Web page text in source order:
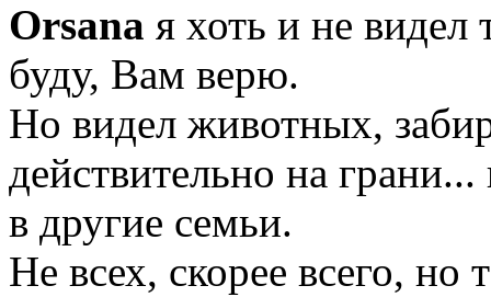
Orsana я хоть и не видел
буду, Вам верю.
Но видел животных,
действительно на
в другие семьи.
Не всех, скорее всего, но